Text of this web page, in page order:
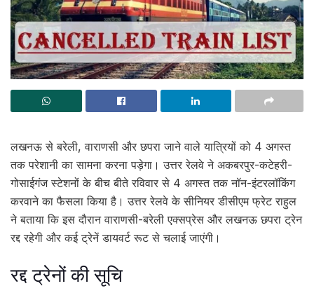
लखनऊ से बरेली, वाराणसी और छपरा जाने वाले यात्रियों को 4 अगस्त
तक परेशानी का सामना करना पड़ेगा। उत्तर रेलवे ने अकबरपुर-कटेहरी-
गोसाईगंज स्टेशनों के बीच बीते रविवार से 4 अगस्त तक नॉन-इंटरलॉकिंग
करवाने का फैसला किया है। उत्तर रेलवे के सीनियर डीसीएम फ्रेट राहुल
ने बताया कि इस दौरान वाराणसी-बरेली एक्सप्रेस और लखनऊ छपरा ट्रेन
रद्द रहेगी और कई ट्रेनें डायवर्ट रूट से चलाई जाएंगी।
रद्द ट्रेनों की सूचि